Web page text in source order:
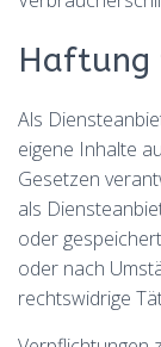
Haftung
Als
eigene Inhalte
Gesetzen
als
oder
oder nach
rechtswidrige